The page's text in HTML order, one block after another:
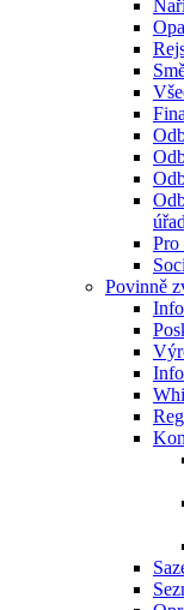
úřad
Pro
Povinně